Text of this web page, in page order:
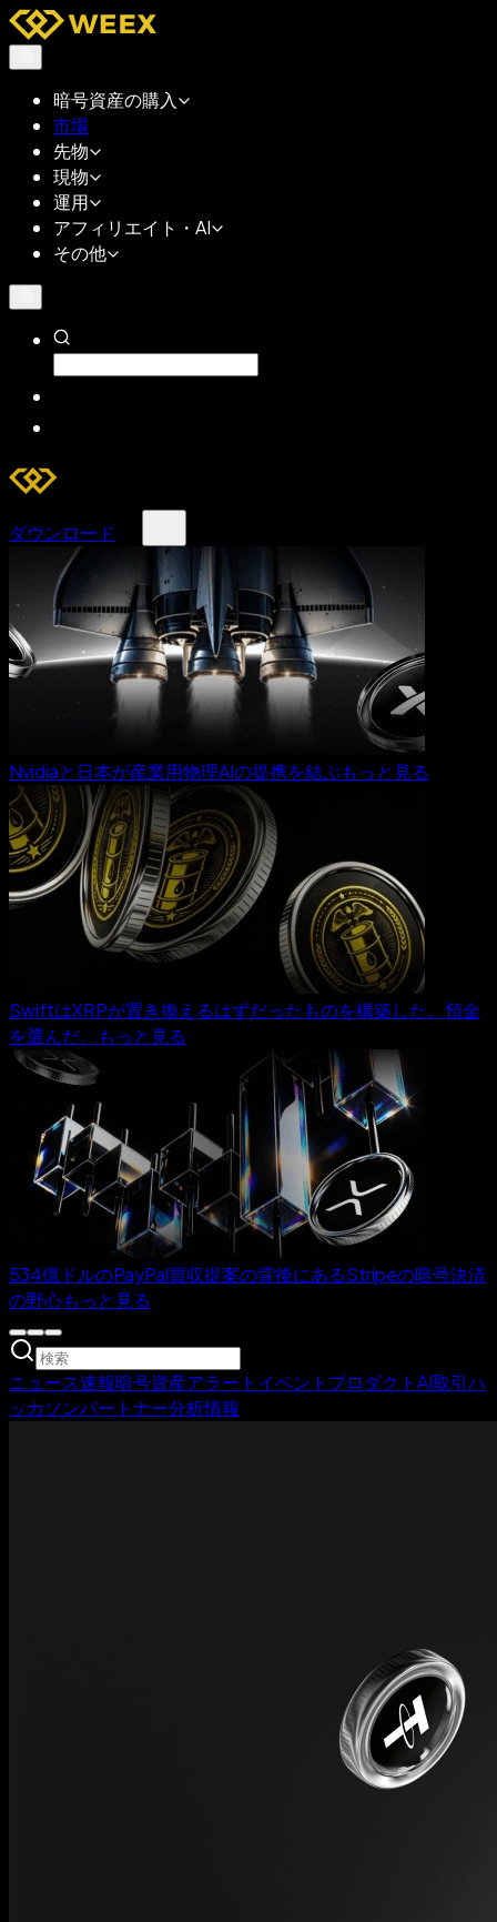
暗号資産の購入
市場
先物
現物
運用
アフィリエイト・AI
その他
ダウンロード
Nvidiaと日本が産業用物理AIの提携を結ぶもっと見る
SwiftはXRPが置き換えるはずだったものを構築した。預金
を選んだ。
もっと見る
534億ドルのPayPal買収提案の背後にあるStripeの暗号決済
の野心もっと見る
ニュース速報暗号資産アラート イベント プロダクトAI取引ハ
ッカソンパートナー分析情報